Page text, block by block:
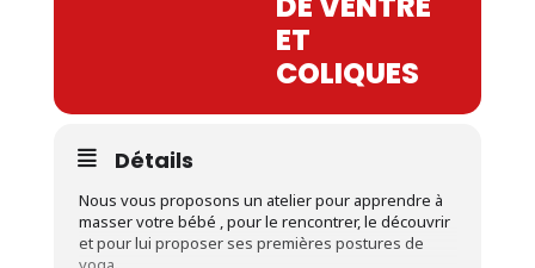
ET
COLIQUES
Détails
Nous vous proposons un atelier pour apprendre à
masser votre bébé , pour le rencontrer, le découvrir
et pour lui proposer ses premières postures de